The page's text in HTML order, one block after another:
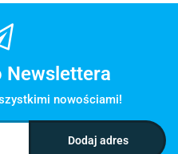
Newslettera
nowościami!